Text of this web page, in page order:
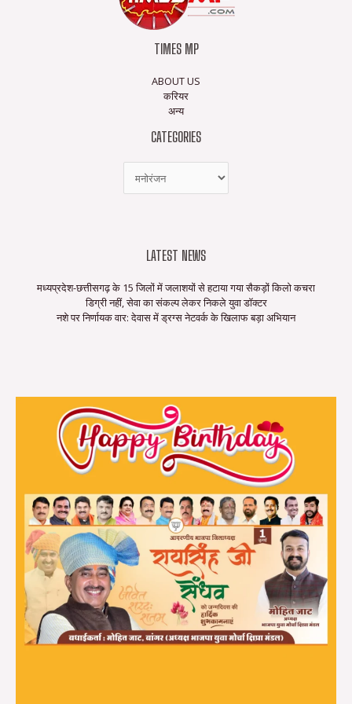
TIMES MP
ABOUT US
करियर
अन्य
CATEGORIES
LATEST NEWS
मध्यप्रदेश-छत्तीसगढ़ के 15 जिलों में जलाशयों से हटाया गया सैकड़ों किलो कचरा
डिग्री नहीं, सेवा का संकल्प लेकर निकले युवा डॉक्टर
नशे पर निर्णायक वार: देवास में ड्रग्स नेटवर्क के खिलाफ बड़ा अभियान